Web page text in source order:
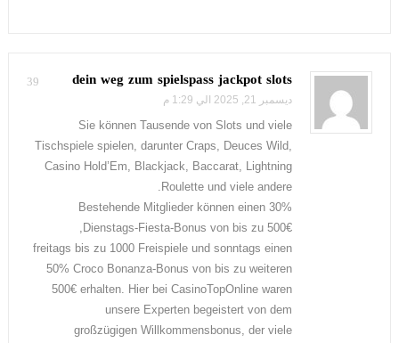
39 dein weg zum spielspass jackpot slots
ديسمبر 21, 2025 الي 1:29 م
Sie können Tausende von Slots und viele
Tischspiele spielen, darunter Craps, Deuces Wild,
Casino Hold’Em, Blackjack, Baccarat, Lightning
Roulette und viele andere.
Bestehende Mitglieder können einen 30%
Dienstags-Fiesta-Bonus von bis zu 500€,
freitags bis zu 1000 Freispiele und sonntags einen
50% Croco Bonanza-Bonus von bis zu weiteren
500€ erhalten. Hier bei CasinoTopOnline waren
unsere Experten begeistert von dem
großzügigen Willkommensbonus, der viele